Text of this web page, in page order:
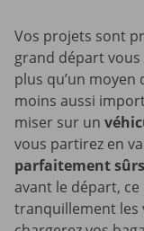
Vos projets sont
grand départ
plus qu’un
moins aussi
miser sur un
vous partirez en
parfaitement sûrs
avant le départ,
tranquillement les